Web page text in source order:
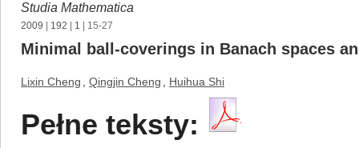
Studia Mathematica
2009 192 1 | 15-27
Minimal ball-coverings in Banach spaces
Lixin Cheng Qingjin Cheng Huihua Shi
Pełne teksty: